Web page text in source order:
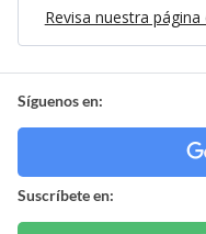
Revisa nuestra
Síguenos en:
Suscríbete en: